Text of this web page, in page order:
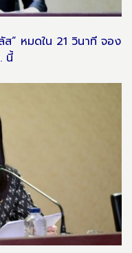
” หมดใน 21 วินาที จอง
นี้